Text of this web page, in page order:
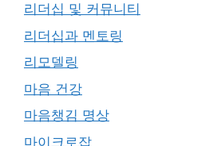
리더십 및 커뮤니티
리더십과 멘토링
리모델링
마음 건강
마음챙김 명상
마이크로잡